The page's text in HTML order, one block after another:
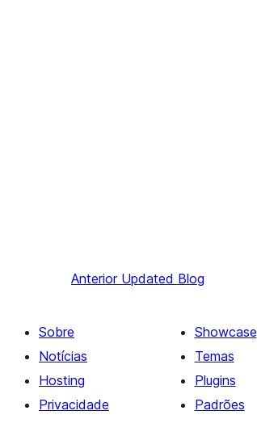
Anterior Updated Blog
Sobre
Notícias
Hosting
Privacidade
Showcase
Temas
Plugins
Padrões